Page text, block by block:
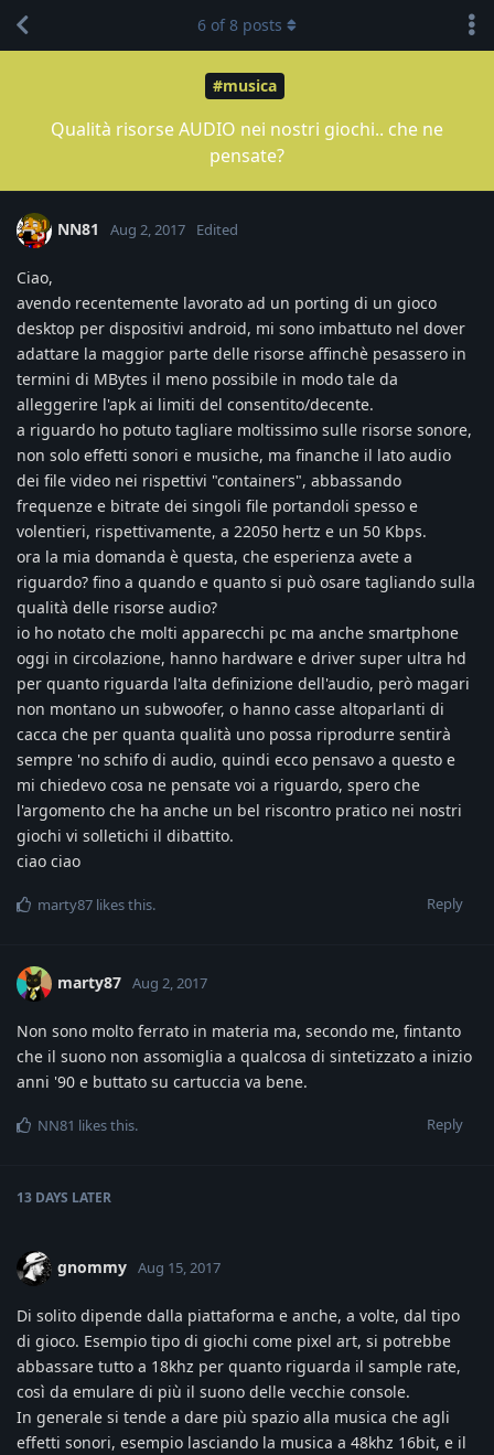
#musica
Qualità risorse AUDIO nei nostri giochi.. che ne
pensate?
6 of8 posts
NN81 Aug 2, 2017 Edited
Ciao,
avendo recentemente lavorato ad un porting di un gioco
desktop per dispositivi android, mi sono imbattuto nel dover
adattare la maggior parte delle risorse affinchè pesassero in
termini di MBytes il meno possibile in modo tale da
alleggerire l'apk ai limiti del consentito/decente.
a riguardo ho potuto tagliare moltissimo sulle risorse sonore,
non solo effetti sonori e musiche, ma finanche il lato audio
dei file video nei rispettivi "containers", abbassando
frequenze e bitrate dei singoli file portandoli spesso e
volentieri, rispettivamente, a 22050 hertz e un 50 Kbps.
ora la mia domanda è questa, che esperienza avete a
riguardo? fino a quando e quanto si può osare tagliando sulla
qualità delle risorse audio?
io ho notato che molti apparecchi pc ma anche smartphone
oggi in circolazione, hanno hardware e driver super ultra hd
per quanto riguarda l'alta definizione dell'audio, però magari
non montano un subwoofer, o hanno casse altoparlanti di
cacca che per quanta qualità uno possa riprodurre sentirà
sempre 'no schifo di audio, quindi ecco pensavo a questo e
mi chiedevo cosa ne pensate voi a riguardo, spero che
l'argomento che ha anche un bel riscontro pratico nei nostri
giochi vi solletichi il dibattito.
ciao ciao
Reply
marty87 likes this.
marty87 Aug 2, 2017
Non sono molto ferrato in materia ma, secondo me, fintanto
che il suono non assomiglia a qualcosa di sintetizzato a inizio
anni '90 e buttato su cartuccia va bene.
Reply
NN81 likes this.
13 DAYS LATER
gnommy Aug 15, 2017
Di solito dipende dalla piattaforma e anche, a volte, dal tipo
di gioco. Esempio tipo di giochi come pixel art, si potrebbe
abbassare tutto a 18khz per quanto riguarda il sample rate,
così da emulare di più il suono delle vecchie console.
In generale si tende a dare più spazio alla musica che agli
effetti sonori, esempio lasciando la musica a 48khz 16bit, e il